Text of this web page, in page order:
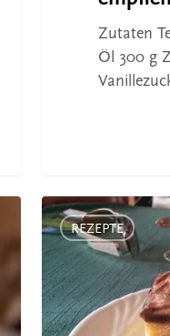
Zutaten
Öl 300 g
Rezept
aus
dem
Gasthaus
Rose-
Rußberg
REZEPTE